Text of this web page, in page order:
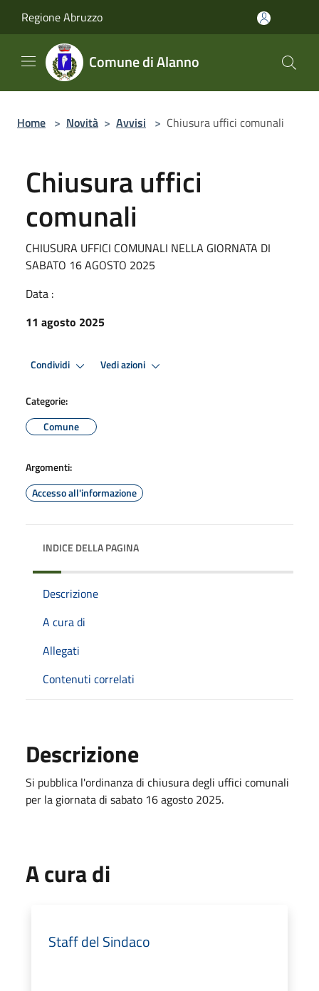
Regione Abruzzo
Comune di Alanno
Home > Novità > Avvisi > Chiusura uffici comunali
Chiusura uffici
comunali
CHIUSURA UFFICI COMUNALI NELLA GIORNATA DI
SABATO 16 AGOSTO 2025
Data :
11 agosto 2025
Condividi Vedi azioni
Categorie:
Comune
Argomenti:
Accesso all'informazione
INDICE DELLA PAGINA
Descrizione
A cura di
Allegati
Contenuti correlati
Descrizione
Si pubblica l'ordinanza di chiusura degli uffici comunali
per la giornata di sabato 16 agosto 2025.
A cura di
Staff del Sindaco